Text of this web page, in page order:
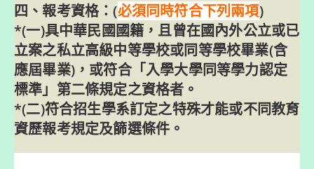
四、報考資格：(必須同時符合下列兩項)
*(一)具中華民國國籍，且曾在國內外公立或已
立案之私立高級中等學校或同等學校畢業(含
應屆畢業)，或符合「入學大學同等學力認定
標準」第二條規定之資格者。
*(二)符合招生學系訂定之特殊才能或不同教育
資歷報考規定及篩選條件。